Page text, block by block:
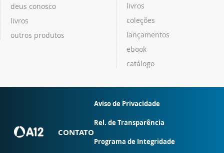
deus conosco
livros
outros produtos
livros
coleções
lançamentos
ebook
catálogo
CONTATO
Aviso de Privacidade
Rel. de Transparência
Programa de Integridade